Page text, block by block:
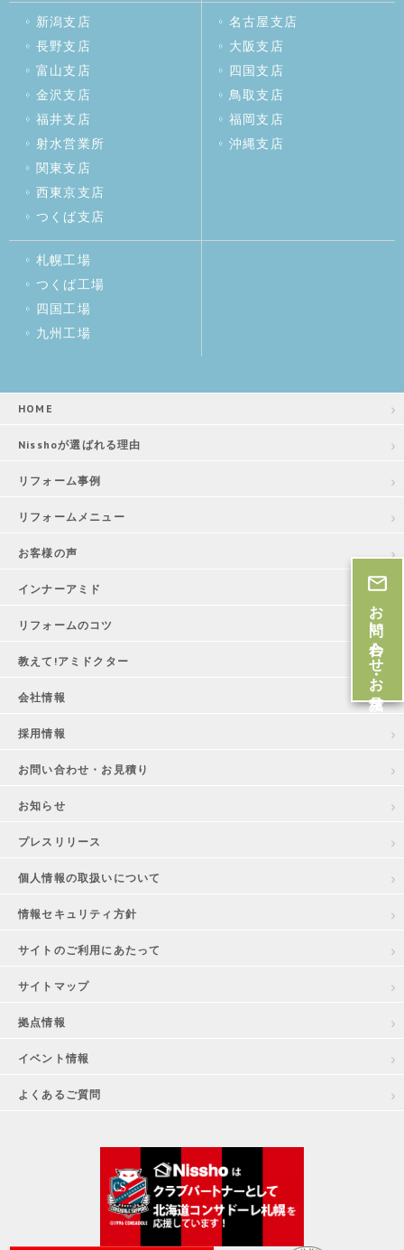
新潟支店
長野支店
富山支店
金沢支店
福井支店
射水営業所
関東支店
西東京支店
つくば支店
名古屋支店
大阪支店
四国支店
鳥取支店
福岡支店
沖縄支店
札幌工場
つくば工場
四国工場
九州工場
HOME
Nisshoが選ばれる理由
リフォーム事例
リフォームメニュー
お客様の声
インナーアミド
リフォームのコツ
教えて!アミドクター
会社情報
採用情報
お問い合わせ・お見積り
お知らせ
プレスリリース
個人情報の取扱いについて
情報セキュリティ方針
サイトのご利用にあたって
サイトマップ
拠点情報
イベント情報
よくあるご質問
お問い合わせ・お見積